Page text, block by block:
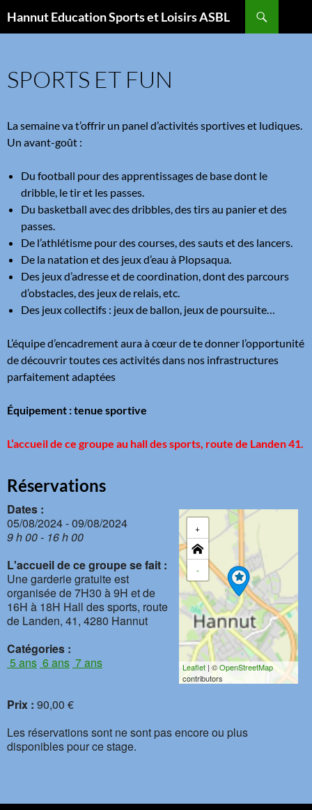
auHannut Education Sports et Loisirs ASBL
SPORTS ET FUN
La semaine va t’offrir un panel d’activités sportives et ludiques.
Un avant-goût :
Du football pour des apprentissages de base dont le
dribble, le tir et les passes.
Du basketball avec des dribbles, des tirs au panier et des
passes.
De l’athlétisme pour des courses, des sauts et des lancers.
De la natation et des jeux d’eau à Plopsaqua.
Des jeux d’adresse et de coordination, dont des parcours
d’obstacles, des jeux de relais, etc.
Des jeux collectifs : jeux de ballon, jeux de poursuite…
L’équipe d’encadrement aura à cœur de te donner l’opportunité
de découvrir toutes ces activités dans nos infrastructures
parfaitement adaptées
Équipement : tenue sportive
L’accueil de ce groupe au hall des sports, route de Landen 41.
Réservations
+
-
Leaflet| ©OpenStreetMap
contributors
Dates :
05/08/2024 - 09/08/2024
9 h 00 - 16 h 00
L'accueil de ce groupe se fait :
Une garderie gratuite est
organisée de 7H30 à 9H et de
16H à 18H Hall des sports, route
de Landen, 41, 4280 Hannut
Catégories :
5 ans 6 ans 7 ans
Prix : 90,00 €
Les réservations sont ne sont pas encore ou plus
disponibles pour ce stage.